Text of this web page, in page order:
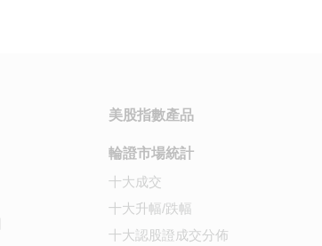
美股指數產品
輪證市場統計
十大成交
十大升幅/跌幅
十大認股證成交分佈